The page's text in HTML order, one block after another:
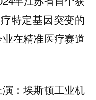
特定基因突变的
在精准医疗赛道
：埃斯顿工业机